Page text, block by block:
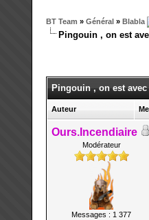
BT Team » Général» Blabla
Pingouin , on est
Pingouin , on est
Auteur
Ours.Incendiaire
Modérateur
Messages : 1 377